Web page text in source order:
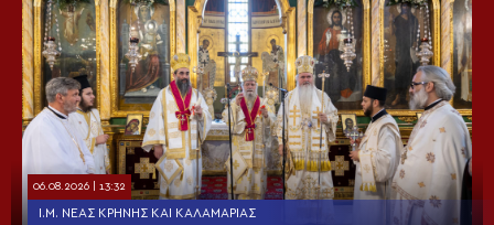
06.08.2026 | 13:32
Ι.Μ. ΝΈΑΣ ΚΡΉΝΗΣ ΚΑΙ ΚΑΛΑΜΑΡΙΆΣ